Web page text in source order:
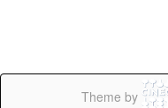
Theme by